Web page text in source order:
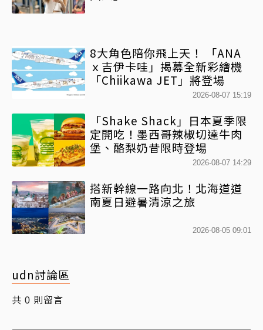
8大角色陪你飛上天！ 「ANA
ｘ吉伊卡哇」揭幕全新彩繪機
「Chiikawa JET」將登場
2026-08-07 15:19
「Shake Shack」日本夏季限
定開吃！墨西哥辣椒切達牛肉
堡、酪梨奶昔限時登場
2026-08-07 14:29
搭新幹線一路向北！北海道道
南夏日避暑清涼之旅
2026-08-05 09:01
udn討論區
共 0 則留言